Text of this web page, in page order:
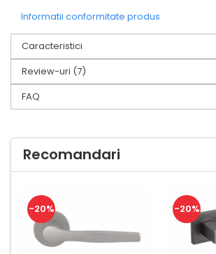
Informatii conformitate produs
Caracteristici
Review-uri (7)
FAQ
Recomandari
-20% -20%